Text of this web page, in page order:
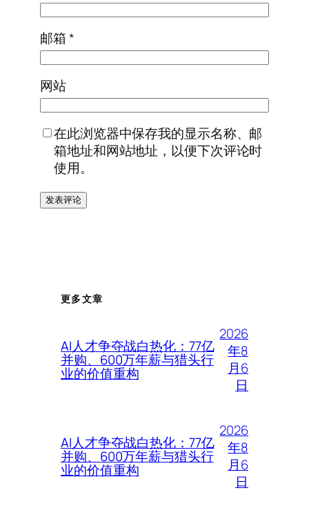
邮箱*
网站
在此浏览器中保存我的显示名称、邮
箱地址和网站地址，以便下次评论时
使用。
更多文章
AI人才争夺战白热化：77亿
并购、600万年薪与猎头行
业的价值重构
2026
年8
月6
日
AI人才争夺战白热化：77亿
并购、600万年薪与猎头行
业的价值重构
2026
年8
月6
日